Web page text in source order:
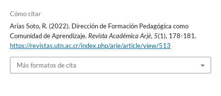
Cómo citar
Arias Soto, R. (2022). Dirección de Formación Pedagógica como
Comunidad de Aprendizaje. Revista Académica Arjé, 5(1), 178-181.
https://revistas.utn.ac.cr/index.php/arje/article/view/513
Más formatos de cita